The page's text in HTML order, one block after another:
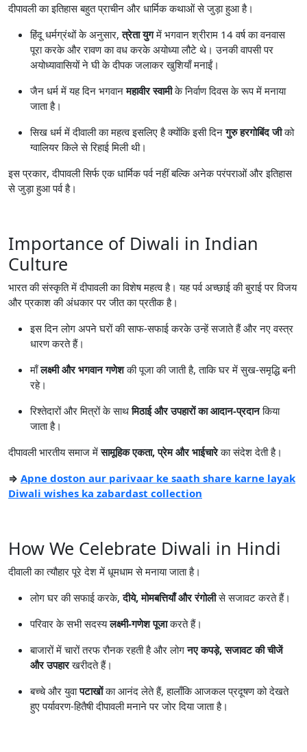
दीपावली का इतिहास बहुत प्राचीन और धार्मिक कथाओं से जुड़ा हुआ है।
हिंदू धर्मग्रंथों के अनुसार,त्रेता युगमें भगवान श्रीराम 14 वर्ष का वनवास
पूरा करके और रावण का वध करके अयोध्या लौटे थे। उनकी वापसी पर
अयोध्यावासियों ने घी के दीपक जलाकर खुशियाँ मनाईं।
जैन धर्म में यह दिन भगवानमहावीर स्वामीके निर्वाण दिवस के रूप में मनाया
जाता है।
सिख धर्म में दीवाली का महत्व इसलिए है क्योंकि इसी दिनगुरु हरगोबिंद जीको
ग्वालियर किले से रिहाई मिली थी।
इस प्रकार, दीपावली सिर्फ एक धार्मिक पर्व नहीं बल्कि अनेक परंपराओं और इतिहास
से जुड़ा हुआ पर्व है।
Importance of Diwali in Indian
Culture
भारत की संस्कृति में दीपावली का विशेष महत्व है। यह पर्व अच्छाई की बुराई पर विजय
और प्रकाश की अंधकार पर जीत का प्रतीक है।
इस दिन लोग अपने घरों की साफ-सफाई करके उन्हें सजाते हैं और नए वस्त्र
धारण करते हैं।
माँलक्ष्मी और भगवान गणेशकी पूजा की जाती है, ताकि घर में सुख-समृद्धि बनी
रहे।
रिश्तेदारों और मित्रों के साथमिठाई और उपहारों का आदान-प्रदानकिया
जाता है।
दीपावली भारतीय समाज मेंसामूहिक एकता, प्रेम और भाईचारेका संदेश देती है।
⇒ Apne doston aur parivaar ke saath share karne layak
Diwali wishes ka zabardast collection
How We Celebrate Diwali in Hindi
दीवाली का त्यौहार पूरे देश में धूमधाम से मनाया जाता है।
लोग घर की सफाई करके,दीये, मोमबत्तियाँ और रंगोलीसे सजावट करते हैं।
परिवार के सभी सदस्यलक्ष्मी-गणेश पूजाकरते हैं।
बाजारों में चारों तरफ रौनक रहती है और लोगनए कपड़े, सजावट की चीजें
और उपहारखरीदते हैं।
बच्चे और युवापटाखोंका आनंद लेते हैं, हालाँकि आजकल प्रदूषण को देखते
हुए पर्यावरण-हितैषी दीपावली मनाने पर जोर दिया जाता है।